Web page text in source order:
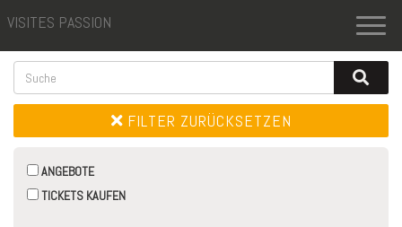
VISITES PASSION
FILTER ZURÜCKSETZEN
ANGEBOTE
TICKETS KAUFEN